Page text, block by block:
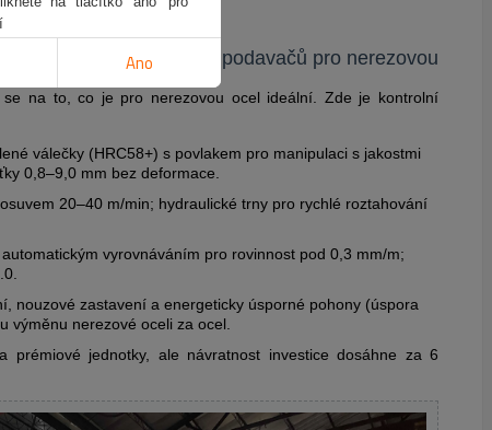
u nejlepších odvíjecích podavačů pro nerezovou
na to, co je pro nerezovou ocel ideální. Zde je kontrolní
válečky (HRC58+) s povlakem pro manipulaci s jakostmi
0,8–9,0 mm bez deformace.
20–40 m/min; hydraulické trny pro rychlé roztahování
vyrovnáváním pro rovinnost pod 0,3 mm/m;
nouzové zastavení a energeticky úsporné pohony (úspora
výměnu nerezové oceli za ocel.
prémiové jednotky, ale návratnost investice dosáhne za 6
Ano